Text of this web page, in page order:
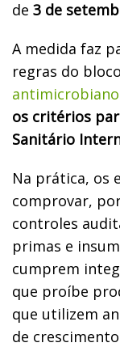
de 3 de
A medida faz
regras do
os critérios
Sanitário
Na prática, os
comprovar,
controles
primas e
cumprem
que proíbe
que utilizem
de